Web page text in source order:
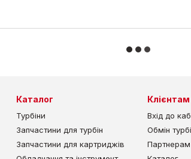
Каталог
Турбіни
Запчастини для турбін
Запчастини для картриджів
Клієнтам
Вхід до
Обмін
Партнерам